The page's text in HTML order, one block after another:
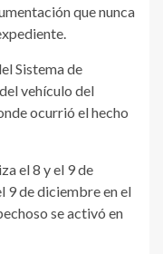
que nunca
Sistema de
vehículo del
ocurrió el hecho
el 8 y el 9 de
9 de diciembre en el
se activó en